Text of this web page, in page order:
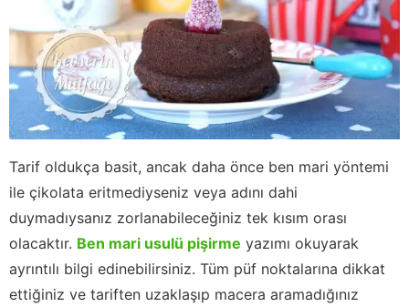
Tarif oldukça basit, ancak daha önce ben mari yöntemi
ile çikolata eritmediyseniz veya adını dahi
duymadıysanız zorlanabileceğiniz tek kısım orası
olacaktır. Ben mari usulü pişirme yazımı okuyarak
ayrıntılı bilgi edinebilirsiniz. Tüm püf noktalarına dikkat
ettiğiniz ve tariften uzaklaşıp macera aramadığınız